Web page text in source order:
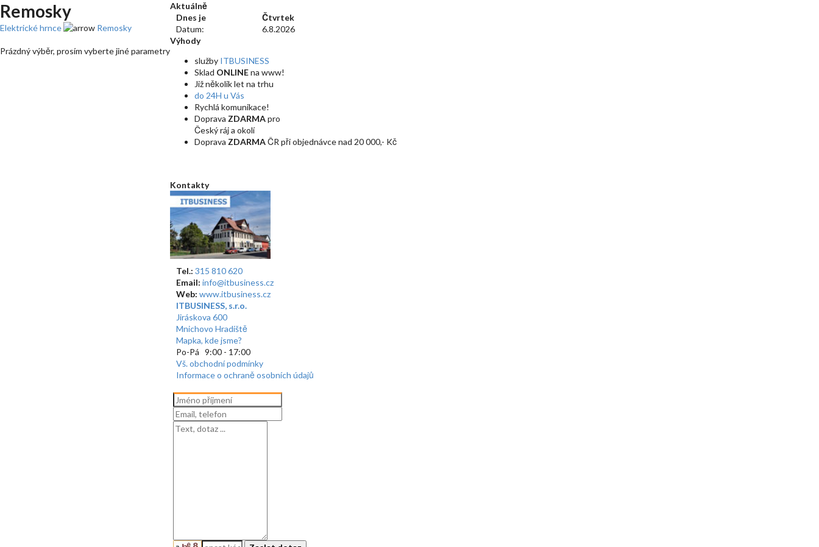
Remosky
Elektrické hrnce Remosky
Prázdný výběr, prosím vyberte jiné parametry
Aktuálně
Dnes je
Čtvrtek
Datum:
6.8.2026
Výhody
služby ITBUSINESS
Sklad ONLINEna www!
Již několik let na trhu
do 24H u Vás
Rychlá komunikace!
Doprava ZDARMApro
Český ráj a okolí
Doprava ZDARMAČR při objednávce nad 20 000,- Kč
Kontakty
Tel.: 315 810 620
Email: info@itbusiness.cz
Web: www.itbusiness.cz
ITBUSINESS, s.r.o.
Jiráskova 600
Mnichovo Hradiště
Mapka, kde jsme?
Po-Pá 9:00 - 17:00
Vš. obchodní podmínky
Informace o ochraně osobních údajů